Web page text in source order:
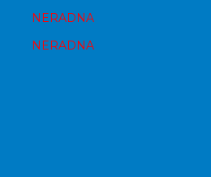
NERADNA
NERADNA